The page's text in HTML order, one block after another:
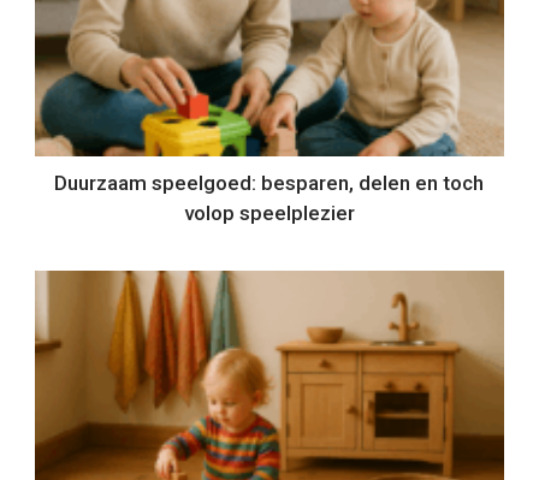
Duurzaam speelgoed: besparen, delen en toch
volop speelplezier